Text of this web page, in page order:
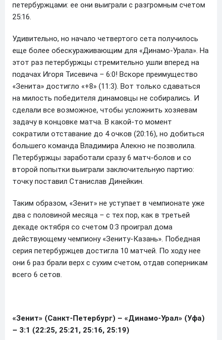
петербуржцами: ее они выиграли с разгромным счетом
25:16.
Удивительно, но начало четвертого сета получилось
еще более обескураживающим для «Динамо-Урала». На
этот раз петербуржцы стремительно ушли вперед на
подачах Игоря Тисевича – 6:0! Вскоре преимущество
«Зенита» достигло «+8» (11:3). Вот только сдаваться
на милость победителя динамовцы не собирались. И
сделали все возможное, чтобы усложнить хозяевам
задачу в концовке матча. В какой-то момент
сократили отставание до 4 очков (20:16), но добиться
большего команда Владимира Алекно не позволила.
Петербуржцы заработали сразу 6 матч-болов и со
второй попытки выиграли заключительную партию:
точку поставил Станислав Динейкин.
Таким образом, «Зенит» не уступает в чемпионате уже
два с половиной месяца – с тех пор, как в третьей
декаде октября со счетом 0:3 проиграл дома
действующему чемпиону «Зениту-Казань». Победная
серия петербуржцев достигла 10 матчей. По ходу нее
они 6 раз брали верх с сухим счетом, отдав соперникам
всего 6 сетов.
«Зенит» (Санкт-Петербург) – «Динамо-Урал» (Уфа)
– 3:1 (22:25, 25:21, 25:16, 25:19)